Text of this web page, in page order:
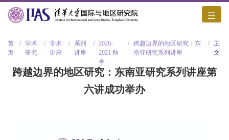
首
页
/ 学术
研究
/ 学术
讲座
/
系列
讲座
/ 2020-
2021 秋
季
/
跨越边界的地区研究：东
南亚研究系列讲座
/ 正
文
跨越边界的地区研究：东南亚研究系列讲座第
六讲成功举办